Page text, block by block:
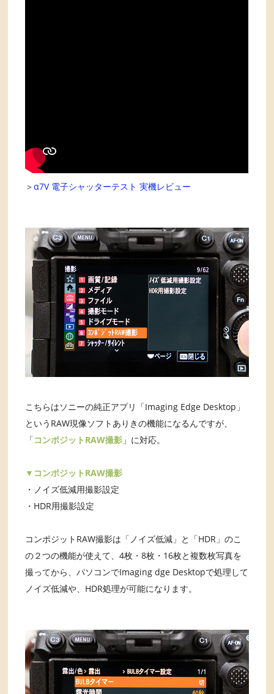
＞α7V 電子シャッターテスト 実機レビュー
こちらはソニーの純正アプリ「Imaging Edge Desktop」
というRAW現像ソフトありきの機能になるんですが、
「コンポジットRAW撮影 」に対応。
▼コンポジットRAW撮影
・ノイズ低減用撮影設定
・HDR用撮影設定
コンポジットRAW撮影は「ノイズ低減」と「HDR」のこ
の２つの機能が使えて、4枚・8枚・16枚と複数枚写真を
撮ってから、パソコンでImaging dge Desktopで処理して
ノイズ低減や、HDR処理が可能になります。